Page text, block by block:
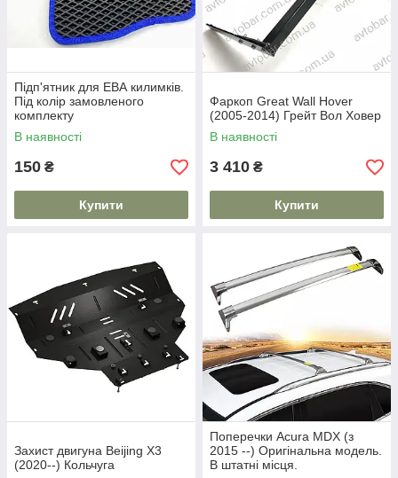
Підп'ятник для ЕВА килимків.
Під колір замовленого
комплекту
В наявності
150 ₴
Купити
Фаркоп Great Wall Hover
(2005-2014) Грейт Вол Ховер
В наявності
3 410 ₴
Купити
Захист двигуна Beijing X3
(2020--) Кольчуга
Поперечки Acura MDX (з
2015 --) Оригінальна модель.
В штатні місця.